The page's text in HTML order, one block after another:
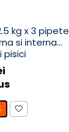
kg x 3 pipete
si interna
pisici